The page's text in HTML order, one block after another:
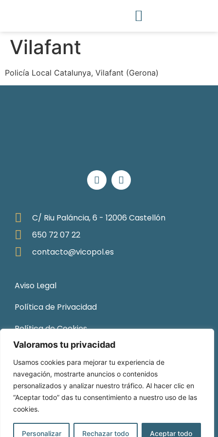
Valoramos tu privacidad
Usamos cookies para mejorar tu experiencia de
navegación, mostrarte anuncios o contenidos
personalizados y analizar nuestro tráfico. Al hacer clic en
“Aceptar todo” das tu consentimiento a nuestro uso de las
cookies.
Personalizar Rechazar todo Aceptar todo
Vilafant
Policía Local Catalunya, Vilafant (Gerona)
C/ Riu Paláncia, 6 - 12006 Castellón
650 72 07 22
contacto@vicopol.es
Aviso Legal
Política de Privacidad
Política de Cookies
Sitemap
Desarrollado porDOCE Consultoría NTIC.